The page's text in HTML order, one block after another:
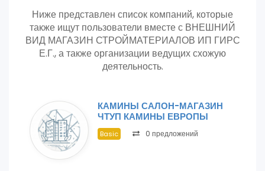
Ниже представлен список компаний, которые
также ищут пользователи вместе с ВНЕШНИЙ
ВИД МАГАЗИН СТРОЙМАТЕРИАЛОВ ИП ГИРС
Е.Г., а также организации ведущих схожую
деятельность.
КАМИНЫ САЛОН-МАГАЗИН
ЧТУП КАМИНЫ ЕВРОПЫ
Basic 0 предложений